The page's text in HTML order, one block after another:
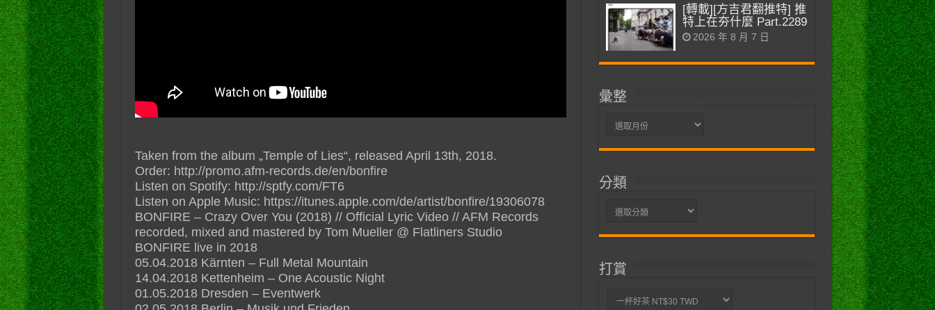
Taken from the album „Temple of Lies“, released April 13th, 2018.
Order: http://promo.afm-records.de/en/bonfire
Listen on Spotify: http://sptfy.com/FT6
Listen on Apple Music: https://itunes.apple.com/de/artist/bonfire/19306078
BONFIRE – Crazy Over You (2018) // Official Lyric Video // AFM Records
recorded, mixed and mastered by Tom Mueller @ Flatliners Studio
BONFIRE live in 2018
05.04.2018 Kärnten – Full Metal Mountain
14.04.2018 Kettenheim – One Acoustic Night
01.05.2018 Dresden – Eventwerk
[轉載][方吉君翻推特] 推
特上在夯什麼 Part.2289
2026 年 8 月 7 日
彙整
彙
分類
分
打賞